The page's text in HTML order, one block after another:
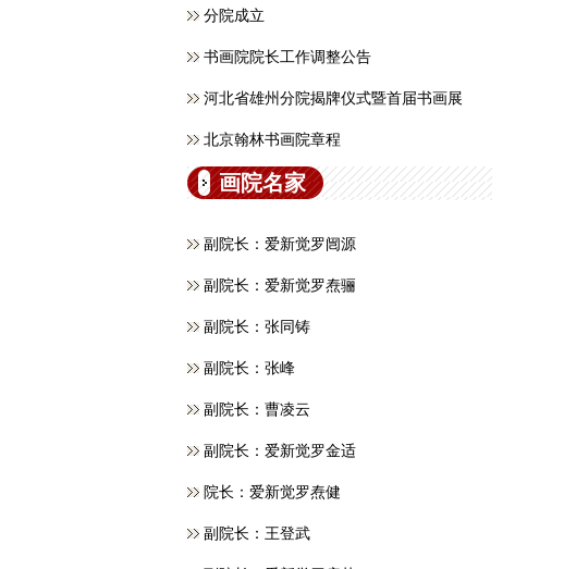
分院成立
书画院院长工作调整公告
河北省雄州分院揭牌仪式暨首届书画展
北京翰林书画院章程
画院名家
副院长：爱新觉罗闿源
副院长：爱新觉罗焘骊
副院长：张同铸
副院长：张峰
副院长：曹凌云
副院长：爱新觉罗金适
院长：爱新觉罗焘健
副院长：王登武